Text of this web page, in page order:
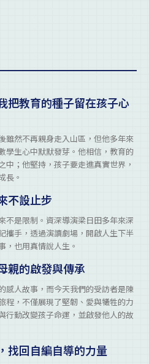
把教育的種子留在孩子心
雖然不再親身走入山區，但他多年來
學生心中默默發芽。他相信，教育的
；他堅持，孩子要走進真實世界，
長。
不設止步
不是限制。資深導演梁日田多年來深
攜手，透過演讀劇場，開啟人生下半
，也用真情說人生。
親的啟發與傳承
感人故事，而今天我們的受訪者是陳
程，不僅展現了堅韌、愛與犧牲的力
行動改變孩子命運，並啟發他人的故
找回自編自導的力量